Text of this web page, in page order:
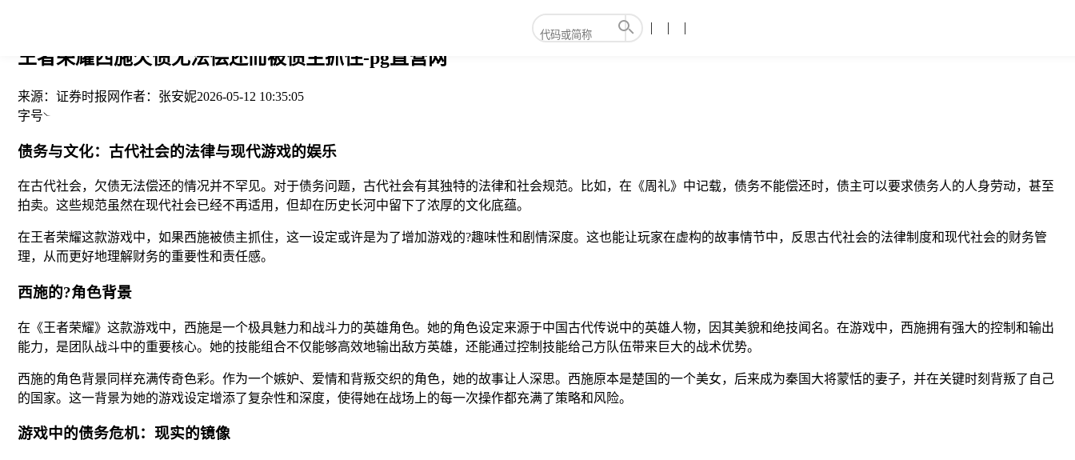
王者荣耀西施欠债无法偿还而被债主抓住-pg直营网
来源： 证券时报网作者： 张安妮2026-05-12 10:35:05
字号
债务与文化：古代社会的法律与现代游戏的娱乐
在古代社会，欠债无法偿还的情况并不罕见。对于债务问题，古代社会有其独特的法律和社会规范。比如，在《周礼》中记载，债务不能偿还时，债主可以要求债务人的人身劳动，甚至
拍卖。这些规范虽然在现代社会已经不再适用，但却在历史长河中留下了浓厚的文化底蕴。
在王者荣耀这款游戏中，如果西施被债主抓住，这一设定或许是为了增加游戏的?趣味性和剧情深度。这也能让玩家在虚构的故事情节中，反思古代社会的法律制度和现代社会的财务管
理，从而更好地理解财务的重要性和责任感。
西施的?角色背景
在《王者荣耀》这款游戏中，西施是一个极具魅力和战斗力的英雄角色。她的角色设定来源于中国古代传说中的英雄人物，因其美貌和绝技闻名。在游戏中，西施拥有强大的控制和输出
能力，是团队战斗中的重要核心。她的技能组合不仅能够高效地输出敌方英雄，还能通过控制技能给己方队伍带来巨大的战术优势。
西施的角色背景同样充满传奇色彩。作为一个嫉妒、爱情和背叛交织的角色，她的故事让人深思。西施原本是楚国的一个美女，后来成为秦国大将蒙恬的妻子，并在关键时刻背叛了自己
的国家。这一背景为她的游戏设定增添了复杂性和深度，使得她在战场上的每一次操作都充满了策略和风险。
游戏中的债务危机：现实的镜像